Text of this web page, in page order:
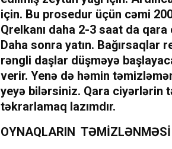
için. Bu prosedur üçün cəmi
Qrelkanı daha 2-3 saat da
Daha sonra yatın. Bağırsaqlar
rəngli daşlar düşməyə
verir. Yenə də həmin
yeyə bilərsiniz. Qara ciyərlərin
təkrarlamaq lazımdır.
OYNAQLARIN TƏMİZLƏNMƏSİ